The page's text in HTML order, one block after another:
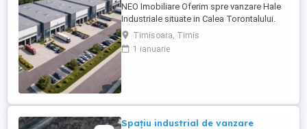
NEO Imobiliare Oferim spre vanzare Hale
Industriale situate in Calea Torontalului.
Halele au destinatie Mica Productie -
Servicii si Comert, au suprafete de la 480
la 600 mp si beneficiaza de birouri, grupuri
Timisoara, Timis
1 ianuarie
Spațiu industrial de vanzare